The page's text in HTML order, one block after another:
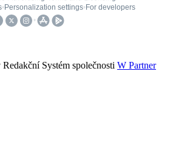
Systém společnosti W Partner